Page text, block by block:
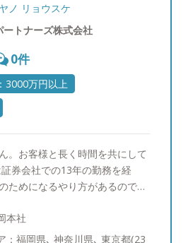
のはダメと申し上げます。それ
に繋がると思っています。
イル】 個別株ですと値動きに
お客様の大切な時間を自分の心
い、もったいないと思っている
のうち余ったお金はETFや他の
立てています。 【出身地】 大
ルフ、旅行、お酒が趣味で、最
た。マイル集めにこだわりがあ
めています。マイル獲得方法を
とがあります。
ヤノ リョウスケ
ートナーズ株式会社
0件
3000万円以上
。お客様と長く時間を共にして
券会社での13年の勤務を経
ためになるやり方があるのでは
オフィス115）を設立いたしま
資産に関するご相談を受ける中
本社
：福岡県､ 神奈川県､ 東京都(23